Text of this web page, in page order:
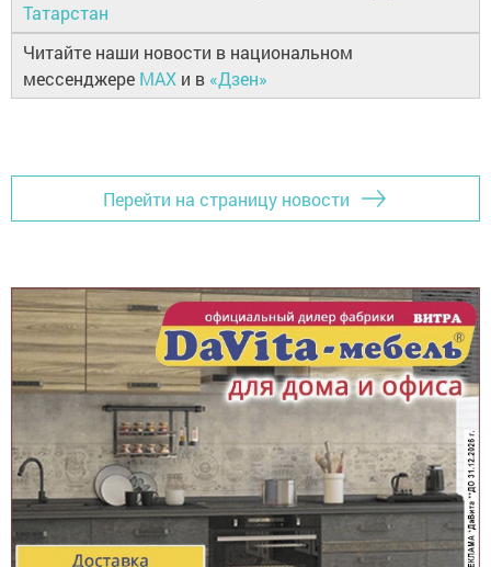
Татарстан
Читайте наши новости в национальном
мессенджере MAX и в «Дзен»
Перейти на страницу новости